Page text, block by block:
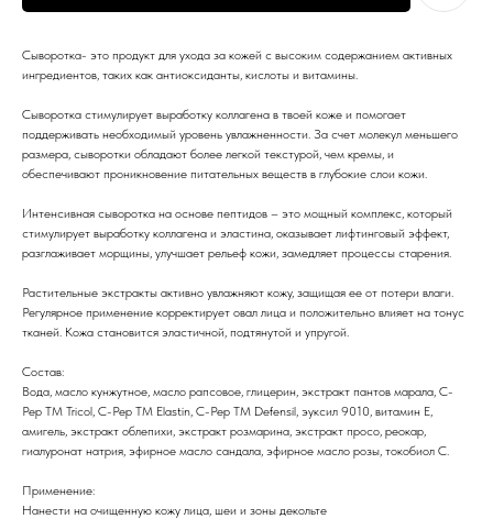
Сыворотка- это продукт для ухода за кожей с высоким содержанием активных
ингредиентов, таких как антиоксиданты, кислоты и витамины.
Сыворотка стимулирует выработку коллагена в твоей коже и помогает
поддерживать необходимый уровень увлажненности. За счет молекул меньшего
размера, сыворотки обладают более легкой текстурой, чем кремы, и
обеспечивают проникновение питательных веществ в глубокие слои кожи.
Интенсивная сыворотка на основе пептидов – это мощный комплекс, который
стимулирует выработку коллагена и эластина, оказывает лифтинговый эффект,
разглаживает морщины, улучшает рельеф кожи, замедляет процессы старения.
Растительные экстракты активно увлажняют кожу, защищая ее от потери влаги.
Регулярное применение корректирует овал лица и положительно влияет на тонус
тканей. Кожа становится эластичной, подтянутой и упругой.
Состав:
Вода, масло кунжутное, масло рапсовое, глицерин, экстракт пантов марала, С-
Pep TM Tricol, С-Pep TM Elastin, С-Pep TM Defensil, эуксил 9010, витамин Е,
амигель, экстракт облепихи, экстракт розмарина, экстракт просо, реокар,
гиалуронат натрия, эфирное масло сандала, эфирное масло розы, токобиол С.
Применение:
Нанести на очищенную кожу лица, шеи и зоны декольте